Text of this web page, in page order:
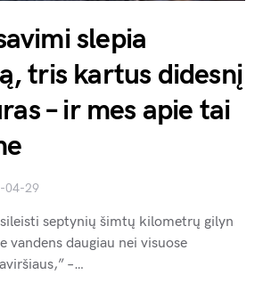
slepia
tris kartus didesnį
– ir mes apie tai
04-29
septynių šimtų kilometrų gilyn
vandens daugiau nei visuose
–…